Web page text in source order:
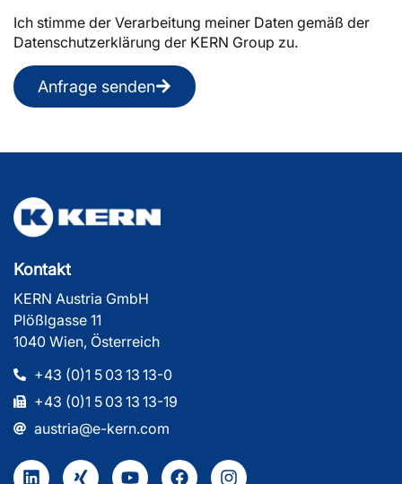
Ich stimme der Verarbeitung meiner Daten gemäß der
Datenschutzerklärung der KERN Group zu.
Anfrage senden
Kontakt
KERN Austria GmbH
Plößlgasse 11
1040 Wien, Österreich
+43 (0)1 5 03 13 13-0
+43 (0)1 5 03 13 13-19
austria@e-kern.com